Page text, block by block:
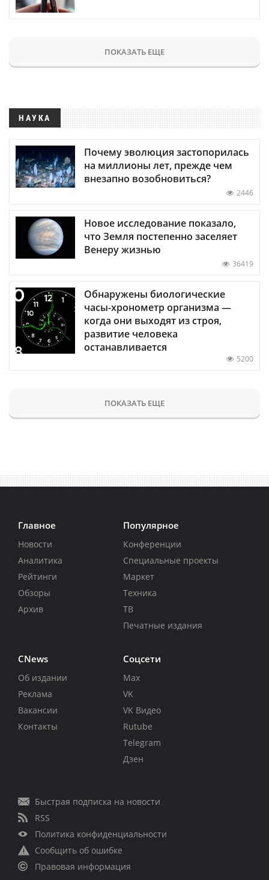
ПОКАЗАТЬ ЕЩЕ
НАУКА
Почему эволюция застопорилась
на миллионы лет, прежде чем
внезапно возобновиться?
2446
Новое исследование показало,
что Земля постепенно заселяет
Венеру жизнью
36419
Обнаружены биологические
часы-хронометр организма —
когда они выходят из строя,
развитие человека
останавливается
5200
ПОКАЗАТЬ ЕЩЕ
Главное
Новости
Аналитика
Рейтинги
Обзоры
Архив
Популярное
Конференции
Специальные проекты
Маркет
Техника
ТВ
Печатные издания
CNews
Об издании
Реклама
Вакансии
Контакты
Соцсети
Max
VK
VK Видео
Rutube
Telegram
Дзен
Быстрая подписка на новости
RSS
Политика конфиденциальности
Сообщить об ошибке
Правовая информация